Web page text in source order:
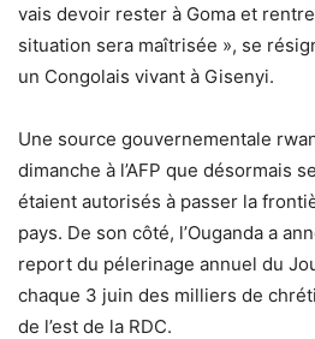
vais devoir rester à Goma et
situation sera maîtrisée », se
un Congolais vivant à Gisenyi.
Une source gouvernementale
dimanche à l’AFP que désormais
étaient autorisés à passer la
pays. De son côté, l’Ouganda a
report du pélerinage annuel du
chaque 3 juin des milliers de
de l’est de la RDC.